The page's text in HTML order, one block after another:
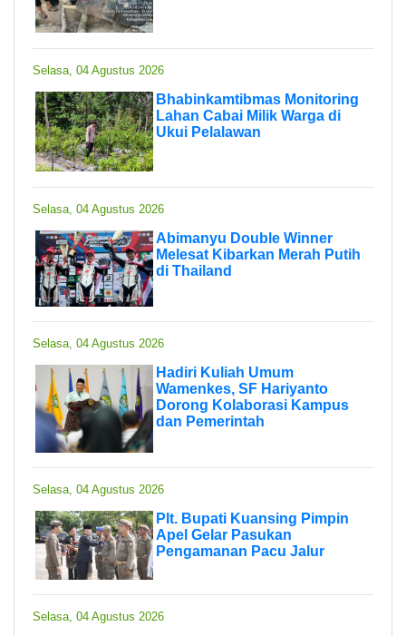
Selasa, 04 Agustus 2026
Bhabinkamtibmas Monitoring
Lahan Cabai Milik Warga di
Ukui Pelalawan
Selasa, 04 Agustus 2026
Abimanyu Double Winner
Melesat Kibarkan Merah Putih
di Thailand
Selasa, 04 Agustus 2026
Hadiri Kuliah Umum
Wamenkes, SF Hariyanto
Dorong Kolaborasi Kampus
dan Pemerintah
Selasa, 04 Agustus 2026
Plt. Bupati Kuansing Pimpin
Apel Gelar Pasukan
Pengamanan Pacu Jalur
Selasa, 04 Agustus 2026